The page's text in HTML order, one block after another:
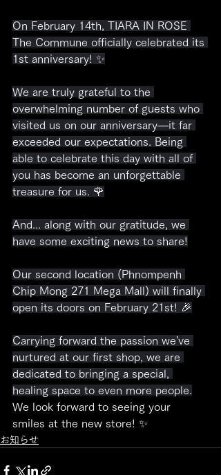
On February 14th, TIARA IN ROSE
The Commune officially celebrated its
1st anniversary! ✨
We are truly grateful to the
overwhelming number of guests who
visited us on our anniversary—it far
exceeded our expectations. Being
able to celebrate this day with all of
you has become an unforgettable
treasure for us. 🌹
And... along with our gratitude, we
have some exciting news to share!
Our second location (Phnompenh
Chip Mong 271 Mega Mall) will finally
open its doors on February 21st! 🎉
Carrying forward the passion we've
nurtured at our first shop, we are
dedicated to bringing a special,
healing space to even more people.
We look forward to seeing your
smiles at the new store! ✨
お知らせ